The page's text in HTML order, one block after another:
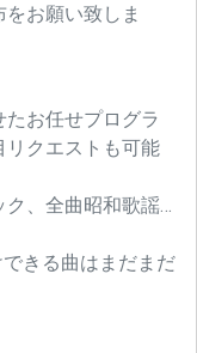
お願い致しま
お任せプログラ
リクエストも可能
ク、全曲昭和歌謡…
きる曲はまだまだ